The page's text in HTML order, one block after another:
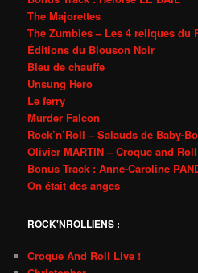
The Majorettes
The Zumbies – Les 4 reliques du
Éditions du Blouson Noir
Bleu de chauffe
Unsung Hero
Le ferry
Murder Falcon
Rock’n’Roll – Salauds de Baby-
Olivier MARTIN – Croque and
Bonus Track : Anne-Caroline
On était des anges
ROCK'NROLLIENS :
Croque And Roll Live !